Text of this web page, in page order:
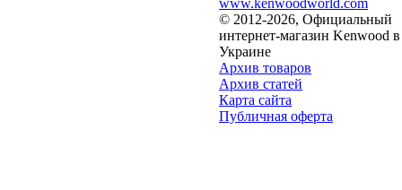
www.kenwoodworld.com
© 2012-2026, Официальный
интернет-магазин Kenwood в
Украине
Архив товаров
Архив статей
Карта сайта
Публичная оферта